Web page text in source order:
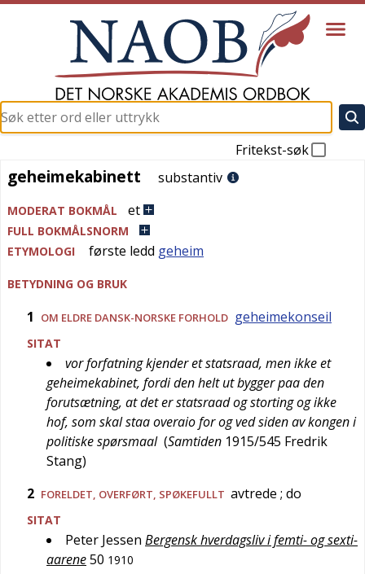
Fritekst-søk
geheimekabinett
geheimekabinett substantiv
MODERAT BOKMÅL et
FULL BOKMÅLSNORM
ETYMOLOGI
første ledd geheim
BETYDNING OG BRUK
1 OM ELDRE DANSK-NORSKE FORHOLD geheimekonseil
SITAT
vor forfatning kjender et statsraad, men ikke et
geheimekabinet, fordi den helt ut bygger paa den
forutsætning, at det er statsraad og storting og ikke
hof, som skal staa overaio for og ved siden av kongen i
politiske spørsmaal (Samtiden 1915/545 Fredrik
Stang)
2 FORELDET, OVERFØRT, SPØKEFULLT avtrede ; do
SITAT
Peter Jessen Bergensk hverdagsliv i femti- og sexti-
aarene50 1910